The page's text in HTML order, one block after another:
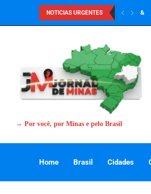
NOTICIAS URGENTES &
→ Por você, por Minas e pelo Brasil
Home Brasil Cidades